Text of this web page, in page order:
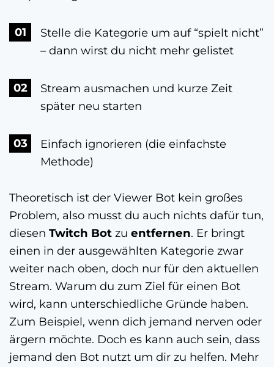
Stelle die Kategorie um auf “spielt nicht”
– dann wirst du nicht mehr gelistet
Stream ausmachen und kurze Zeit
später neu starten
Einfach ignorieren (die einfachste
Methode)
Theoretisch ist der Viewer Bot kein großes
Problem, also musst du auch nichts dafür tun,
diesen Twitch Bot zu entfernen. Er bringt
einen in der ausgewählten Kategorie zwar
weiter nach oben, doch nur für den aktuellen
Stream. Warum du zum Ziel für einen Bot
wird, kann unterschiedliche Gründe haben.
Zum Beispiel, wenn dich jemand nerven oder
ärgern möchte. Doch es kann auch sein, dass
jemand den Bot nutzt um dir zu helfen. Mehr